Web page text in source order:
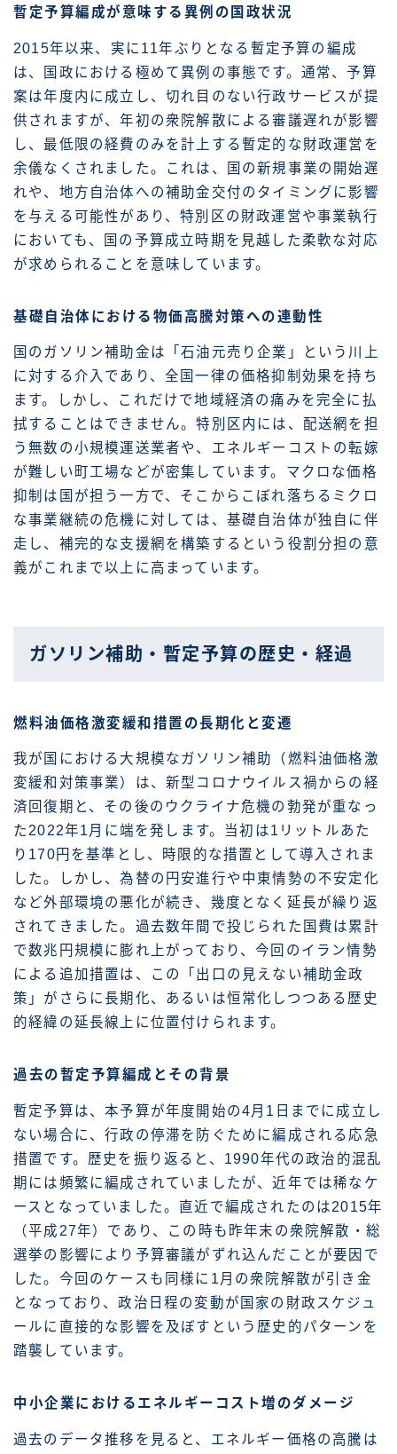
暫定予算編成が意味する異例の国政状況
2015年以来、実に11年ぶりとなる暫定予算の編成
は、国政における極めて異例の事態です。通常、予算
案は年度内に成立し、切れ目のない行政サービスが提
供されますが、年初の衆院解散による審議遅れが影響
し、最低限の経費のみを計上する暫定的な財政運営を
余儀なくされました。これは、国の新規事業の開始遅
れや、地方自治体への補助金交付のタイミングに影響
を与える可能性があり、特別区の財政運営や事業執行
においても、国の予算成立時期を見越した柔軟な対応
が求められることを意味しています。
基礎自治体における物価高騰対策への連動性
国のガソリン補助金は「石油元売り企業」という川上
に対する介入であり、全国一律の価格抑制効果を持ち
ます。しかし、これだけで地域経済の痛みを完全に払
拭することはできません。特別区内には、配送網を担
う無数の小規模運送業者や、エネルギーコストの転嫁
が難しい町工場などが密集しています。マクロな価格
抑制は国が担う一方で、そこからこぼれ落ちるミクロ
な事業継続の危機に対しては、基礎自治体が独自に伴
走し、補完的な支援網を構築するという役割分担の意
義がこれまで以上に高まっています。
ガソリン補助・暫定予算の歴史・経過
燃料油価格激変緩和措置の長期化と変遷
我が国における大規模なガソリン補助（燃料油価格激
変緩和対策事業）は、新型コロナウイルス禍からの経
済回復期と、その後のウクライナ危機の勃発が重なっ
た2022年1月に端を発します。当初は1リットルあた
り170円を基準とし、時限的な措置として導入されま
した。しかし、為替の円安進行や中東情勢の不安定化
など外部環境の悪化が続き、幾度となく延長が繰り返
されてきました。過去数年間で投じられた国費は累計
で数兆円規模に膨れ上がっており、今回のイラン情勢
による追加措置は、この「出口の見えない補助金政
策」がさらに長期化、あるいは恒常化しつつある歴史
的経緯の延長線上に位置付けられます。
過去の暫定予算編成とその背景
暫定予算は、本予算が年度開始の4月1日までに成立し
ない場合に、行政の停滞を防ぐために編成される応急
措置です。歴史を振り返ると、1990年代の政治的混乱
期には頻繁に編成されていましたが、近年では稀なケ
ースとなっていました。直近で編成されたのは2015年
（平成27年）であり、この時も昨年末の衆院解散・総
選挙の影響により予算審議がずれ込んだことが要因で
した。今回のケースも同様に1月の衆院解散が引き金
となっており、政治日程の変動が国家の財政スケジュ
ールに直接的な影響を及ぼすという歴史的パターンを
踏襲しています。
中小企業におけるエネルギーコスト増のダメージ
過去のデータ推移を見ると、エネルギー価格の高騰は